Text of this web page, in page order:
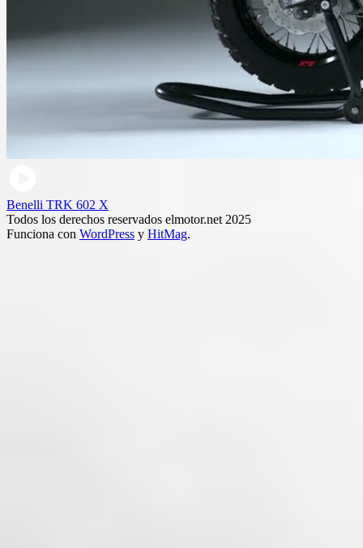
Benelli TRK 602 X
Todos los derechos reservados elmotor.net 2025
Funciona con WordPress y HitMag.